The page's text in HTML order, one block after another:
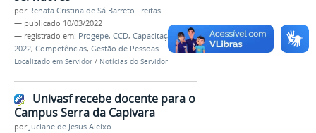
por Renata Cristina de Sá Barreto Freitas
— publicado 10/03/2022
— registrado em: Progepe, CCD, Capacitação ,PDP
2022, Competências, Gestão de Pessoas
Localizado em Servidor / Notícias do Servidor
Univasf recebe docente para o
Campus Serra da Capivara
por Juciane de Jesus Aleixo